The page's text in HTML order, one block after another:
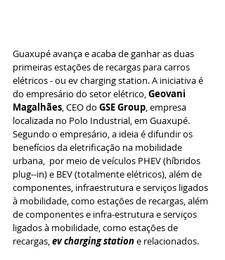
Guaxupé avança e acaba de ganhar as duas
primeiras estações de recargas para carros
elétricos - ou ev charging station. A iniciativa é
do empresário do setor elétrico, Geovani
Magalhães, CEO do GSE Group, empresa
localizada no Polo Industrial, em Guaxupé.
Segundo o empresário, a ideia é difundir os
benefícios da eletrificação na mobilidade
urbana,  por meio de veículos PHEV (híbridos
plug--in) e BEV (totalmente elétricos), além de
componentes, infraestrutura e serviços ligados
à mobilidade, como estações de recargas, além
de componentes e infra-estrutura e serviços
ligados à mobilidade, como estações de
recargas, ev charging station e relacionados.